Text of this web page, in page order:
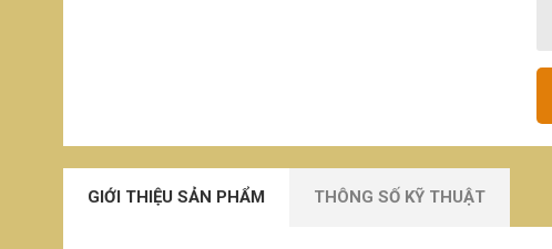
GIỚI THIỆU SẢN PHẨM THÔNG SỐ KỸ THUẬT